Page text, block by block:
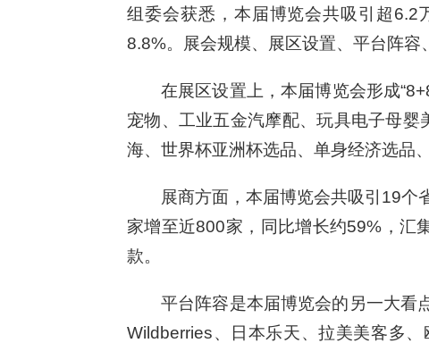
组委会获悉，本届博览会共吸引超6.2
8.8%。展会规模、展区设置、平台阵容
在展区设置上，本届博览会形成
宠物、工业五金汽摩配、玩具电子母
海、世界杯亚洲杯选品、单身经济选品
展商方面，本届博览会共吸引19个
家增至近800家，同比增长约59%，汇
款。
平台阵容是本届博览会的另一大看
Wildberries、日本乐天、拉美美客多